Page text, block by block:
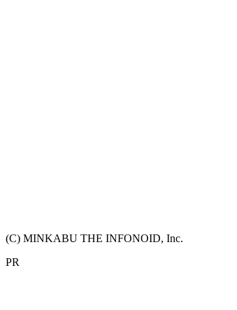
(C) MINKABU THE INFONOID, Inc.
PR